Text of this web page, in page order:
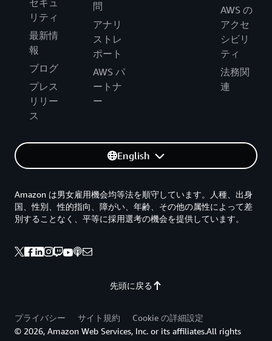
リティ
最新情
報
ブログ
プレス
リリー
ス
問
アナリ
ストレ
ポート
AWS パ
ートナ
ー
AWS の
アクセ
シビリ
ティ
法務関
連
English
先頭に戻る
Amazon は男女雇用機会均等法を順守しています。人種、出身
国、性別、性的指向、障がい、年齢、その他の属性によって差
別することなく、平等に採用選考の機会を提供しています。
プライバシー サイト規約
Cookie の詳細設定
© 2026, Amazon Web Services, Inc. or its affiliates.All rights